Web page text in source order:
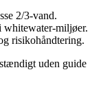
2/3-vand.
whitewater-miljøer.
risikohåndtering.
uden guide